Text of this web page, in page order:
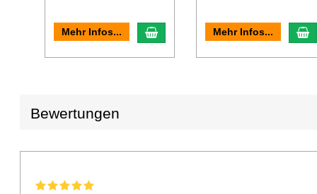
Mehr Infos... In den Warenkorb
Mehr Infos...
Bewertungen